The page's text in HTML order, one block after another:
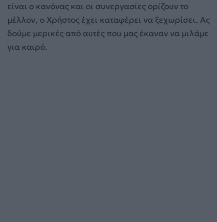
είναι ο κανόνας και οι συνεργασίες ορίζουν το
μέλλον, ο Χρήστος έχει καταφέρει να ξεχωρίσει. Ας
δούμε μερικές από αυτές που μας έκαναν να μιλάμε
για καιρό.